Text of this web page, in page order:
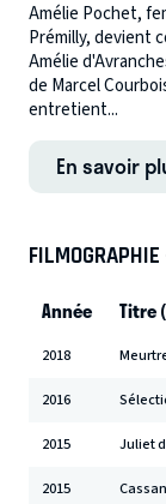
Amélie Pochet,
Prémilly, devient
Amélie
de Marcel
entretient...
En savoir
Année Titre
2018
2016
2015 Juliet
2015